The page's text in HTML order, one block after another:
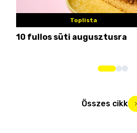
Toplista
10 fullos süti augusztusra
Összes cikk